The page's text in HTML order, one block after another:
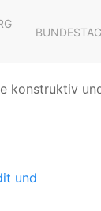
E
BUNDESTAG
konstruktiv
und